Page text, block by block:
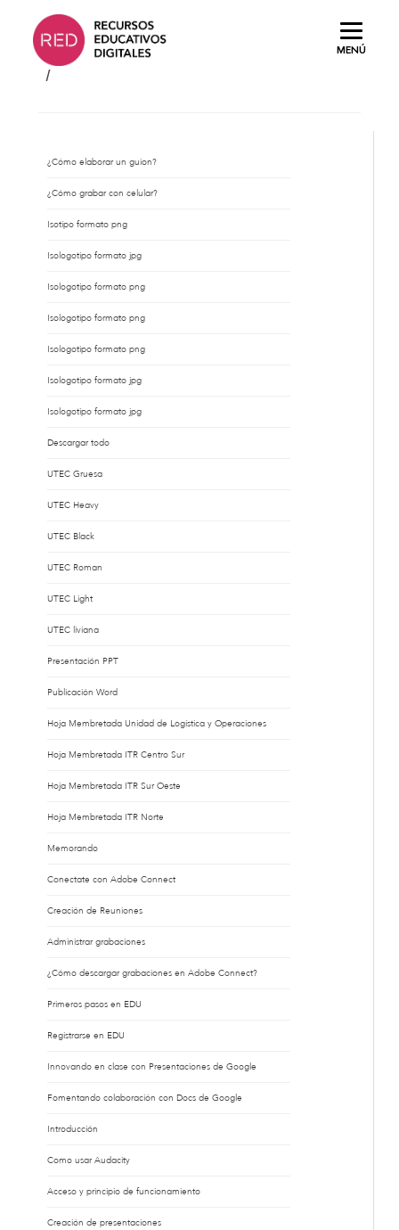
MENÚ
Saltar
contenido.
/
¿Cómo elaborar un guion?
¿Cómo grabar con celular?
Isotipo formato png
Isologotipo formato jpg
Isologotipo formato png
Isologotipo formato png
Isologotipo formato png
Isologotipo formato jpg
Isologotipo formato jpg
Descargar todo
UTEC Gruesa
UTEC Heavy
UTEC Black
UTEC Roman
UTEC Light
UTEC liviana
Presentación PPT
Publicación Word
Hoja Membretada Unidad de Logística y Operaciones
Hoja Membretada ITR Centro Sur
Hoja Membretada ITR Sur Oeste
Hoja Membretada ITR Norte
Memorando
Conectate con Adobe Connect
Creación de Reuniones
Administrar grabaciones
¿Cómo descargar grabaciones en Adobe Connect?
Primeros pasos en EDU
Registrarse en EDU
Innovando en clase con Presentaciones de Google
Fomentando colaboración con Docs de Google
Introducción
Como usar Audacity
Acceso y principio de funcionamiento
Creación de presentaciones